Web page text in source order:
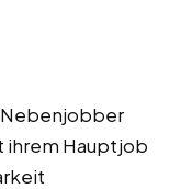
Nebenjobber
ihrem Hauptjob